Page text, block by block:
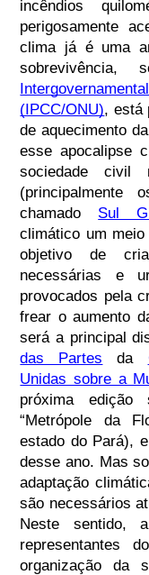
incêndios
perigosamente
clima já é uma
sobrevivência,
(IPCC/ONU), está
de aquecimento
esse apocalipse
sociedade civil
(principalmente
chamado Sul
climático um
objetivo de
necessárias e
provocados pela
frear o aumento
será a principal
das Partes da
Unidas sobre a
próxima
“Metrópole da
estado do Pará),
desse ano. Mas
adaptação
são necessários
Neste sentido,
representantes
organização da